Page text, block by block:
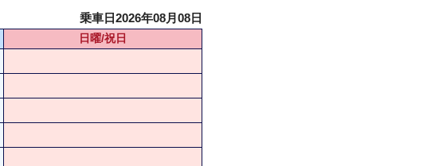
乗車日2026年08月08日
日曜/祝日